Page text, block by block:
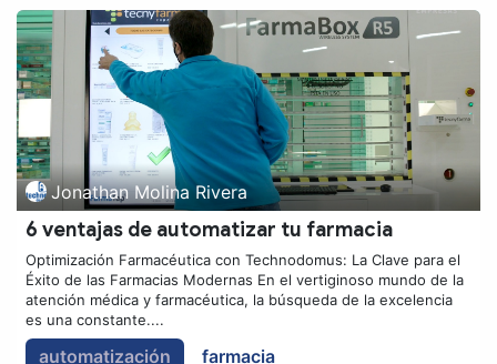
Jonathan Molina Rivera
6 ventajas de automatizar tu farmacia
Optimización Farmacéutica con Technodomus: La Clave para el
Éxito de las Farmacias Modernas En el vertiginoso mundo de la
atención médica y farmacéutica, la búsqueda de la excelencia
es una constante....
automatización farmacia